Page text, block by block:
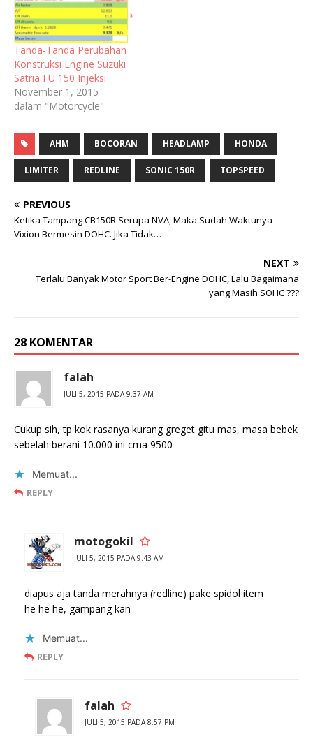
Tanda-Tanda Perubahan
Konstruksi Engine Suzuki
Satria FU 150 Injeksi
November 1, 2015
dalam "Motorcycle"
AHM BOCORAN HEADLAMP HONDA
LIMITER REDLINE SONIC 150R TOPSPEED
PREVIOUS
Ketika Tampang CB150R Serupa NVA, Maka Sudah Waktunya
Vixion Bermesin DOHC. Jika Tidak…
NEXT
Terlalu Banyak Motor Sport Ber-Engine DOHC, Lalu Bagaimana
yang Masih SOHC ???
28 KOMENTAR
falah
JULI 5, 2015 PADA 9:37 AM
Cukup sih, tp kok rasanya kurang greget gitu mas, masa bebek
sebelah berani 10.000 ini cma 9500
Memuat...
REPLY
motogokil
JULI 5, 2015 PADA 9:43 AM
diapus aja tanda merahnya (redline) pake spidol item
he he he, gampang kan
Memuat...
REPLY
falah
JULI 5, 2015 PADA 8:57 PM